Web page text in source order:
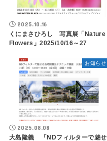
2025.10.16
くにまさひろし 写真展「Nature
Flowers」2025/10/16～27
お知らせ
2025.08.08
大島隆義 「NDフィルターで魅せ